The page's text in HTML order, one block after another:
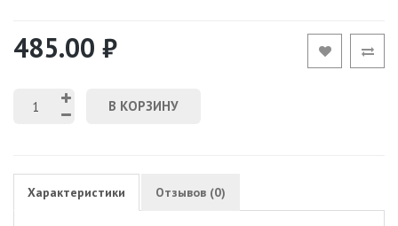
485.00 ₽
В КОРЗИНУ
Характеристики Отзывов (0)